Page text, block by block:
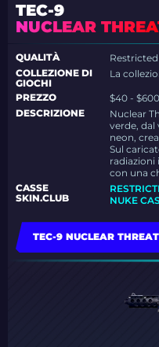
TEC-9
NUCLEAR
QUALITÀ
Restricted
COLLEZIONE DI
GIOCHI
La
PREZZO
$40 - $600
DESCRIZIONE
Nuclear
verde, dal
neon,
Sul
radiazioni
con una
CASSE
SKIN.CLUB
NUKE
TEC-9 NUCLEAR